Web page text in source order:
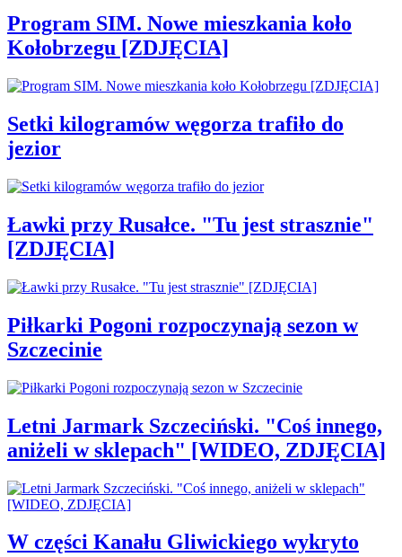
Program SIM. Nowe mieszkania koło
Kołobrzegu [ZDJĘCIA]
Setki kilogramów węgorza trafiło do
jezior
Ławki przy Rusałce. "Tu jest strasznie"
[ZDJĘCIA]
Piłkarki Pogoni rozpoczynają sezon w
Szczecinie
Letni Jarmark Szczeciński. "Coś innego,
aniżeli w sklepach" [WIDEO, ZDJĘCIA]
W części Kanału Gliwickiego wykryto